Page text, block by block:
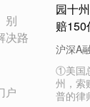
别
决路
户
园十
赔150
沪深A
①美国
州，索
普的律